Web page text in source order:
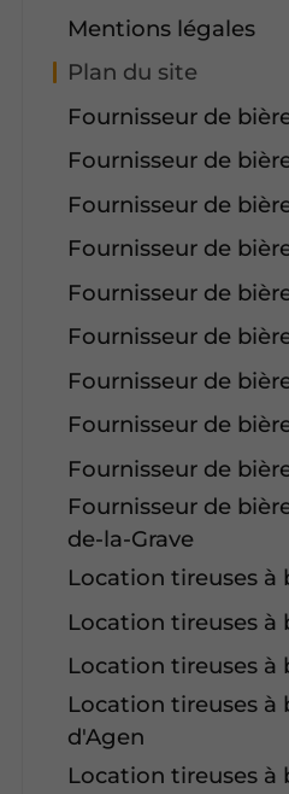
Mentions légales
Plan du site
Fournisseur de
Fournisseur de
Fournisseur de
Fournisseur de
Fournisseur de
Fournisseur de
Fournisseur de
Fournisseur de
Fournisseur de
Fournisseur de
de-la-Grave
Location tireuses à
Location tireuses à
Location tireuses à
Location tireuses à
d'Agen
Location tireuses à